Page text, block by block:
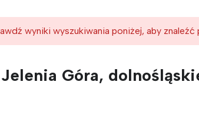
wyniki wyszukiwania poniżej, aby
Góra,